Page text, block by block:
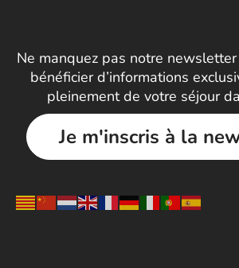
Ne manquez pas notre
bénéficier d’informations
pleinement de votre séjour
Je m'inscris à la